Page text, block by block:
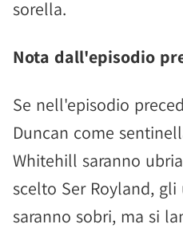
sorella.
Nota dall'episodio
Se nell'episodio
Duncan come
Whitehill saranno
scelto Ser Royland,
saranno sobri, ma si